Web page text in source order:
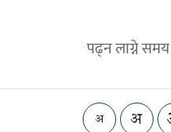
पढ्न लाग्ने